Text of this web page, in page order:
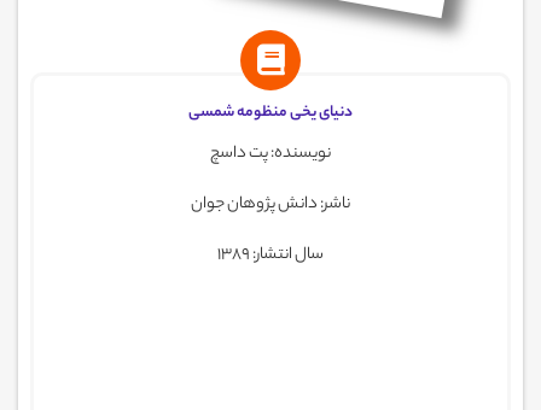
دنیای یخی منظومه شمسی
نویسنده: پت داسچ
ناشر: دانش پژوهان جوان
سال انتشار: 1389